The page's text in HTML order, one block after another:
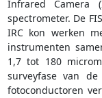
Infrared Camera
spectrometer. De
IRC kon werken
instrumenten
1,7 tot 180
surveyfase van
fotoconductoren